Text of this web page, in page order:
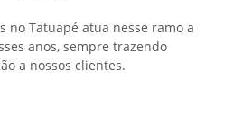
no Tatuapé atua nesse ramo a
anos, sempre trazendo
a nossos clientes.